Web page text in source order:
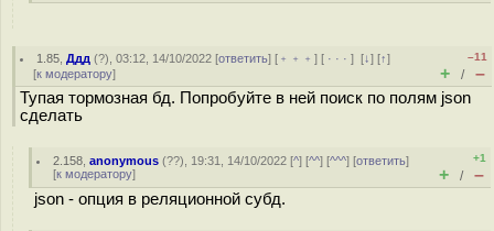
1.85 ,Ддд (?), 03:12, 14/10/2022 [ответить] [ ﹢﹢﹢] [ · · ·][↓] [↑]
[к модератору]
–11
+ / –
Тупая тормозная бд. Попробуйте в ней поиск по полям json
сделать
2.158 ,anonymous (??), 19:31, 14/10/2022 [^] [^^] [^^^] [ответить]
[к модератору]
+1
+ / –
json - опция в реляционной субд.